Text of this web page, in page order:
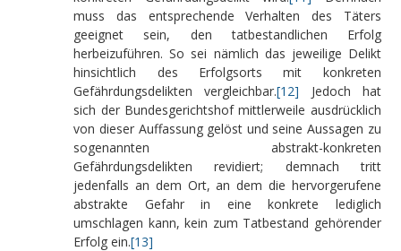
muss das entsprechende Verhalten des Täters
geeignet sein, den tatbestandlichen Erfolg
herbeizuführen. So sei nämlich das jeweilige Delikt
hinsichtlich des Erfolgsorts mit konkreten
Gefährdungsdelikten vergleichbar.[12] Jedoch hat
sich der Bundesgerichtshof mittlerweile ausdrücklich
von dieser Auffassung gelöst und seine Aussagen zu
sogenannten abstrakt-konkreten
Gefährdungsdelikten revidiert; demnach tritt
jedenfalls an dem Ort, an dem die hervorgerufene
abstrakte Gefahr in eine konkrete lediglich
umschlagen kann, kein zum Tatbestand gehörender
Erfolg ein.[13]